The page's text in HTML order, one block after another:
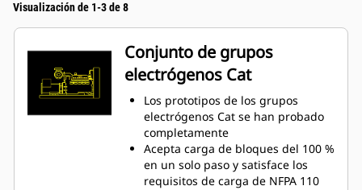
Visualización de 1-3 de 8
Conjunto de grupos
electrógenos Cat
Los prototipos de los grupos
electrógenos Cat se han probado
completamente
Acepta carga de bloques del 100 %
en un solo paso y satisface los
requisitos de carga de NFPA 110